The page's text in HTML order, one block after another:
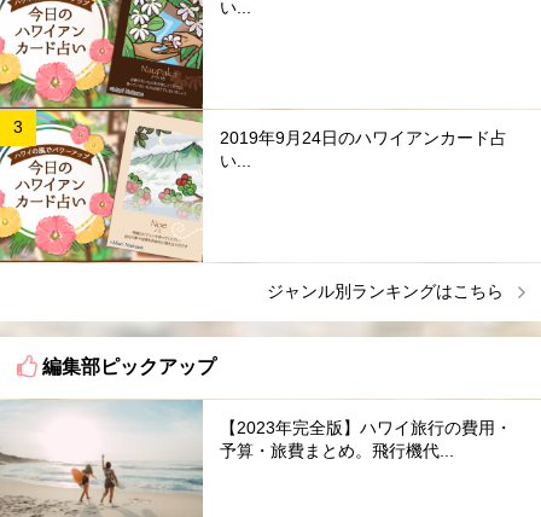
い...
2019年9月24日のハワイアンカード占
い...
ジャンル別ランキングはこちら
編集部ピックアップ
【2023年完全版】ハワイ旅行の費用・
予算・旅費まとめ。飛行機代...